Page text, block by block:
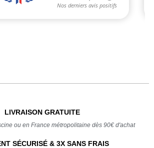
LIVRAISON GRATUITE
ou en France métropolitaine dès 90€ d'achat
SÉCURISÉ & 3X SANS FRAIS